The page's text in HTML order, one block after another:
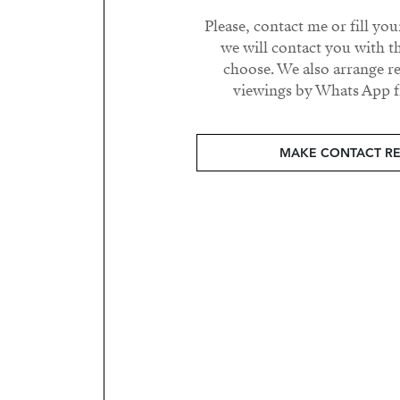
Please, contact me or fill
we will contact you with
choose. We also arrange
viewings by Whats App
MAKE CONTACT